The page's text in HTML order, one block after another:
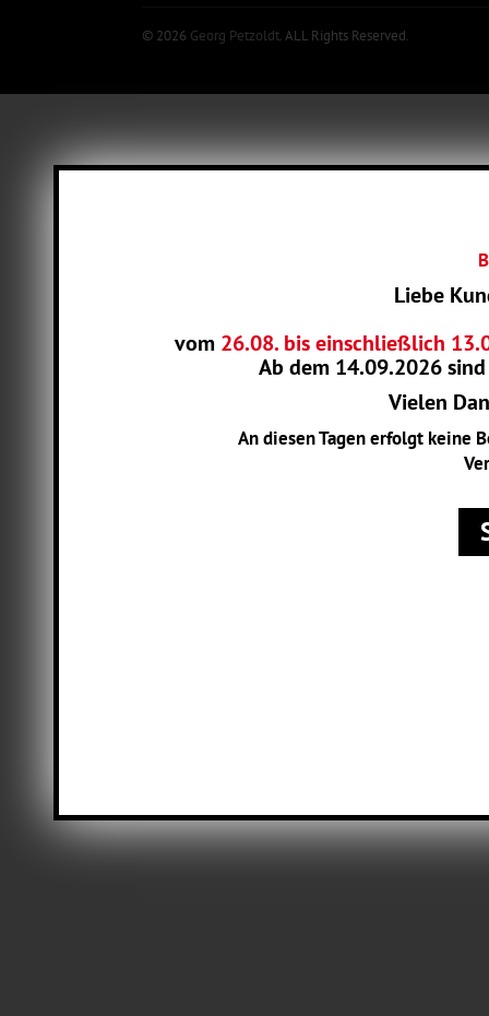
© 2026 Georg Petzoldt. ALL Rights Reserved.
Liebe
vom 26.08. bis einschließlich
Ab dem 14.09.2026
Vielen
An diesen Tagen erfolgt keine